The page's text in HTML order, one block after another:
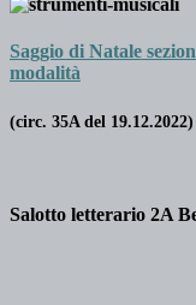
Saggio di Natale
modalità
(circ. 35A del 19.12.2022)
Salotto letterario 2A